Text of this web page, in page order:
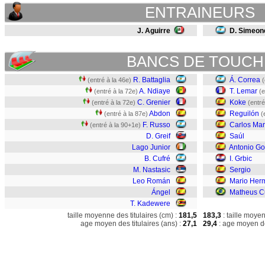
ENTRAINEURS
J. Aguirre D.
BANCS DE
(entré à la 46e) R. Battaglia
(entré à la 72e) A. Ndiaye
(entré à la 72e) C. Grenier
(entré à la 87e) Abdon
(entré à la 90+1e) F. Russo
D. Greif
Lago Junior
B. Cufré
M. Nastasic
Leo Román
Ángel
T. Kadewere
Á. Correa
T. Lemar
Koke
Reguilón
Carlos
Saúl
Antonio
I. Grbic
Sergio
Mario
Matheus
taille moyenne des titulaires (cm) : 181,5
age moyen des titulaires (ans) : 27,1
183,3 : taille
29,4 : age moyen